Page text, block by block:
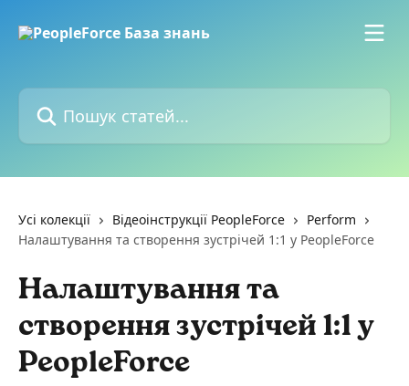
Пошук статей...
Усі колекції Відеоінструкції PeopleForce
Perform
Налаштування та створення зустрічей 1:1 у PeopleForce
Налаштування та
створення зустрічей 1:1 у
PeopleForce